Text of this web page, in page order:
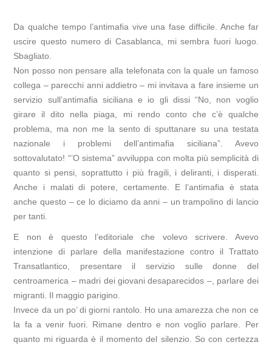
Da qualche tempo l’antimafia vive una fase difficile. Anche far
uscire questo numero di Casablanca, mi sembra fuori luogo.
Sbagliato.
Non posso non pensare alla telefonata con la quale un famoso
collega – parecchi anni addietro – mi invitava a fare insieme un
servizio sull’antimafia siciliana e io gli dissi “No, non voglio
girare il dito nella piaga, mi rendo conto che c’è qualche
problema, ma non me la sento di sputtanare su una testata
nazionale i problemi dell’antimafia siciliana”. Avevo
sottovalutato! “’O sistema” avviluppa con molta più semplicità di
quanto si pensi, soprattutto i più fragili, i deliranti, i disperati.
Anche i malati di potere, certamente. E l’antimafia è stata
anche questo – ce lo diciamo da anni – un trampolino di lancio
per tanti.
E non è questo l’editoriale che volevo scrivere. Avevo
intenzione di parlare della manifestazione contro il Trattato
Transatlantico, presentare il servizio sulle donne del
centroamerica – madri dei giovani desaparecidos –, parlare dei
migranti. Il maggio parigino.
Invece da un po’ di giorni rantolo. Ho una amarezza che non ce
la fa a venir fuori. Rimane dentro e non voglio parlare. Per
quanto mi riguarda è il momento del silenzio. So con certezza